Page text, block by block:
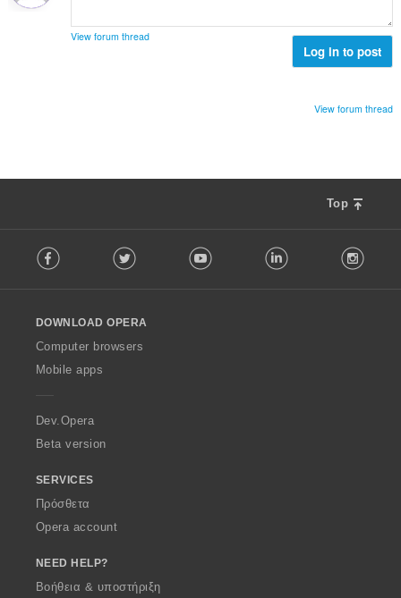
View forum thread
Log in to post
View forum thread
Top
o
w
O
p
a
Facebook Twitter Youtube LinkedIn
DOWNLOAD OPERA
Computer browsers
Mobile apps
Dev.Opera
Beta version
SERVICES
Πρόσθετα
Opera account
NEED HELP?
Βοήθεια & υποστήριξη